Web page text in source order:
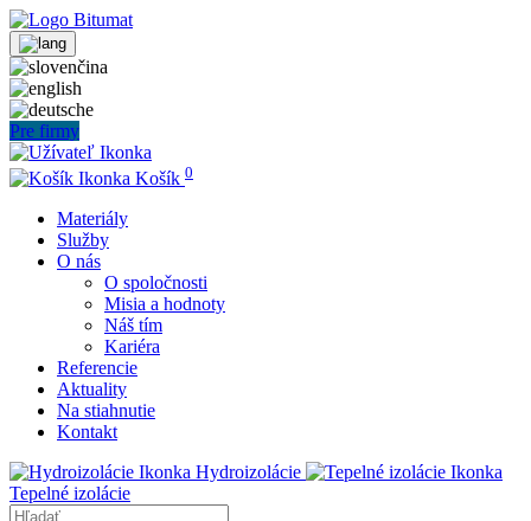
Pre firmy
Košík 0
Materiály
Služby
O nás
O spoločnosti
Misia a hodnoty
Náš tím
Kariéra
Referencie
Aktuality
Na stiahnutie
Kontakt
Hydroizolácie
Tepelné izolácie